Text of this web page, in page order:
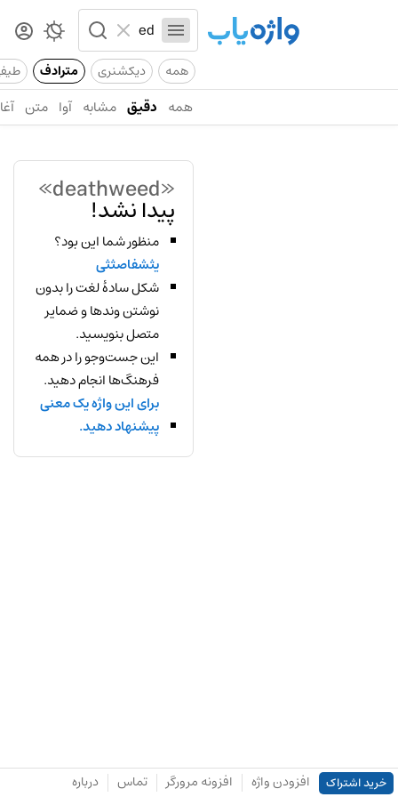
همه دیکشنری مترادف
همه دقیق مشابه آوا متن
«deathweed»
پیدا نشد!
منظور شما این بود؟
یثشفاصثثی
شکل سادهٔ لغت را بدون
نوشتن وندها و ضمایر
متصل بنویسید.
این جست‌وجو را در همه
فرهنگ‌ها انجام دهید.
برای این واژه یک معنی
پیشنهاد دهید.
خرید اشتراک افزودن واژه افزونه مرورگر تماس درباره